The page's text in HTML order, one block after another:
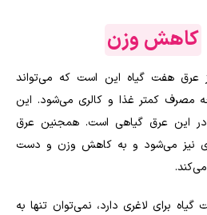
کاهش وزن
عرق هفت گیاه این است که می‌تواند
مصرف کمتر غذا و کالری می‌شود. این
در این عرق گیاهی است. همجنین عرق
نیز می‌شود و به کاهش وزن و دست‌
برای لاغری دارد، نمی‌توان تنها به